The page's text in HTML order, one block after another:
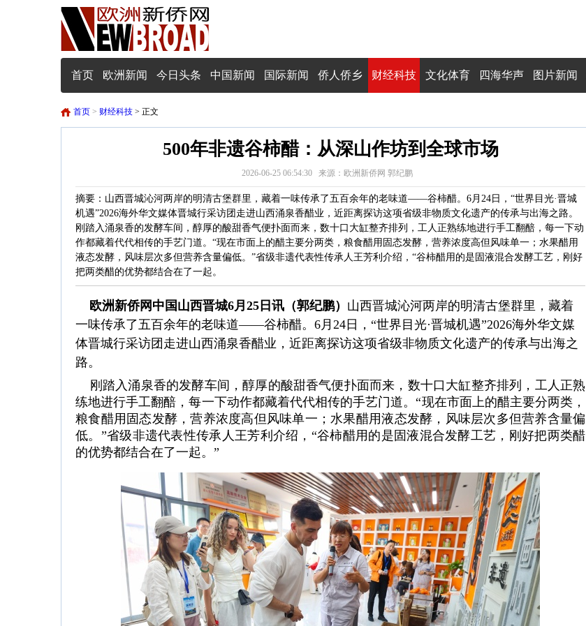
首页 欧洲新闻 今日头条 中国新闻 国际新闻 侨人侨乡 财经科技 文化体育 四海华声 图片新闻
首页 > 财经科技 > 正文
500年非遗谷柿醋：从深山作坊到全球市场
2026-06-25 06:54:30 来源：欧洲新侨网 郭纪鹏
摘要：山西晋城沁河两岸的明清古堡群里，藏着一味传承了五百余年的老味道——谷柿醋。6月24日，“世界目光·晋城
机遇”2026海外华文媒体晋城行采访团走进山西涌泉香醋业，近距离探访这项省级非物质文化遗产的传承与出海之路。
刚踏入涌泉香的发酵车间，醇厚的酸甜香气便扑面而来，数十口大缸整齐排列，工人正熟练地进行手工翻醅，每一下动
作都藏着代代相传的手艺门道。“现在市面上的醋主要分两类，粮食醋用固态发酵，营养浓度高但风味单一；水果醋用
液态发酵，风味层次多但营养含量偏低。”省级非遗代表性传承人王芳利介绍，“谷柿醋用的是固液混合发酵工艺，刚好
把两类醋的优势都结合在了一起。
欧洲新侨网中国山西晋城6月25日讯（郭纪鹏） 山西晋城沁河两岸的明清古堡群里，藏着
一味传承了五百余年的老味道——谷柿醋。6月24日，“世界目光·晋城机遇”2026海外华文媒
体晋城行采访团走进山西涌泉香醋业，近距离探访这项省级非物质文化遗产的传承与出海之
路。
刚踏入涌泉香的发酵车间，醇厚的酸甜香气便扑面而来，数十口大缸整齐排列，工人正熟
练地进行手工翻醅，每一下动作都藏着代代相传的手艺门道。“现在市面上的醋主要分两类，
粮食醋用固态发酵，营养浓度高但风味单一；水果醋用液态发酵，风味层次多但营养含量偏
低。”省级非遗代表性传承人王芳利介绍，“谷柿醋用的是固液混合发酵工艺，刚好把两类醋
的优势都结合在了一起。”